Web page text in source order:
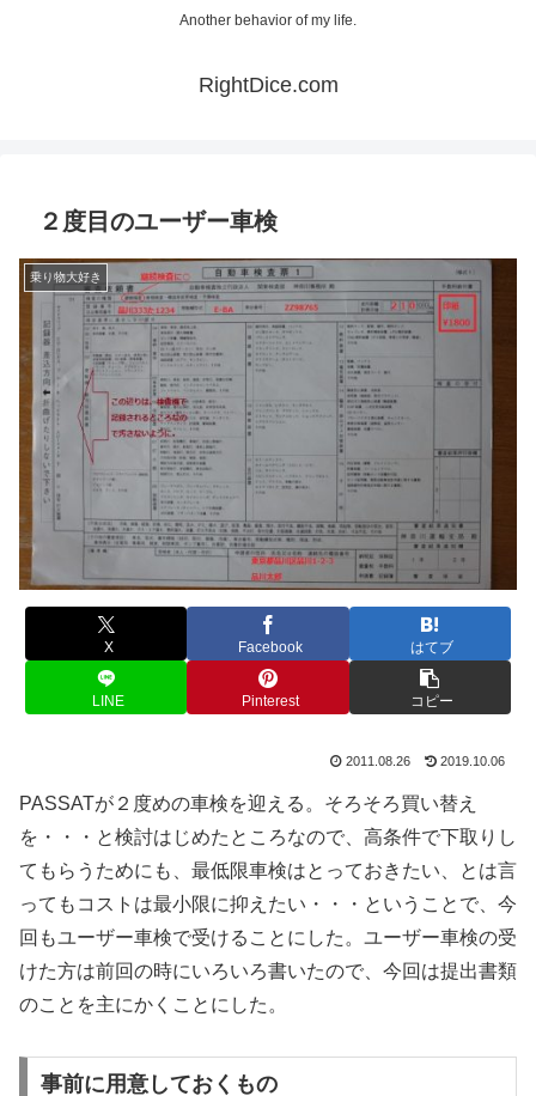
Another behavior of my life.
RightDice.com
２度目のユーザー車検
乗り物大好き
X Facebook はてブ
LINE Pinterest コピー
2011.08.26 2019.10.06
PASSATが２度めの車検を迎える。そろそろ買い替え
を・・・と検討はじめたところなので、高条件で下取りし
てもらうためにも、最低限車検はとっておきたい、とは言
ってもコストは最小限に抑えたい・・・ということで、今
回もユーザー車検で受けることにした。ユーザー車検の受
けた方は前回の時にいろいろ書いたので、今回は提出書類
のことを主にかくことにした。
事前に用意しておくもの